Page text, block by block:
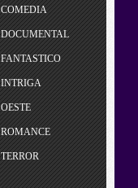
COMEDIA
DOCUMENTAL
FANTASTICO
INTRIGA
OESTE
ROMANCE
TERROR